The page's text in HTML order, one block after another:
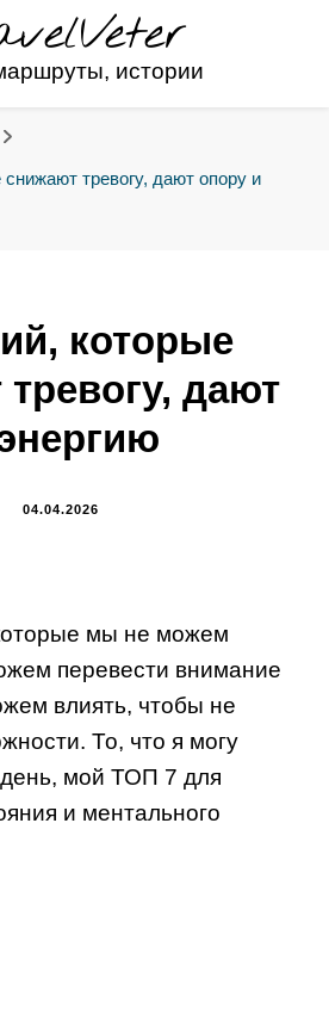
истории
тревогу, дают опору и
которые
дают
04.04.2026
мы не можем
перевести внимание
влиять, чтобы не
То, что я могу
мой ТОП 7 для
и ментального